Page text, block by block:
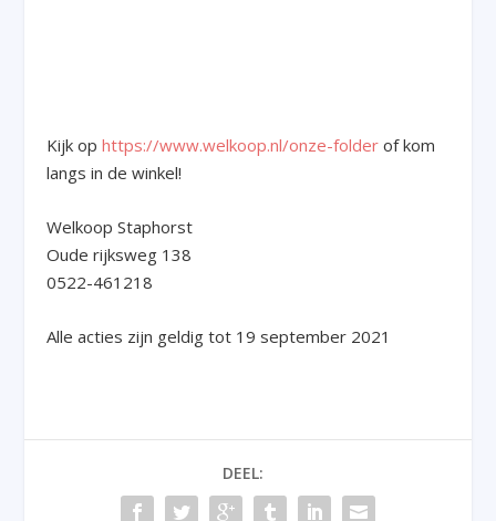
Kijk ophttps://www.welkoop.nl/onze-folder of kom
langs in de winkel!
Welkoop Staphorst
Oude rijksweg 138
0522-461218
Alle acties zijn geldig tot 19 september 2021
DEEL: